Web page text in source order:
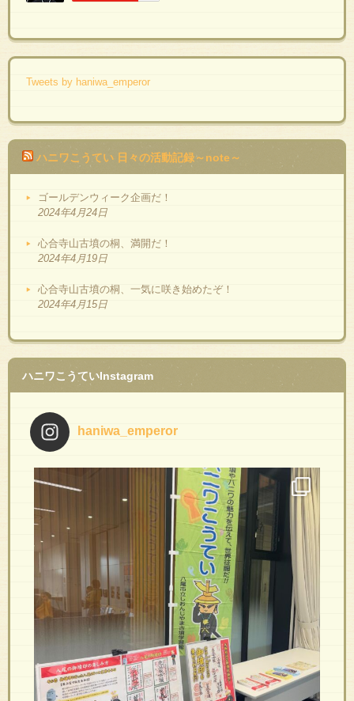
Tweets by haniwa_emperor
ハニワこうてい 日々の活動記録～note～
ゴールデンウィーク企画だ！
2024年4月24日
心合寺山古墳の桐、満開だ！
2024年4月19日
心合寺山古墳の桐、一気に咲き始めたぞ！
2024年4月15日
ハニワこうていInstagram
haniwa_emperor